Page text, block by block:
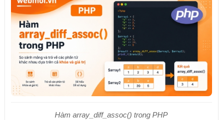
Hàm array_diff_assoc() trong PHP